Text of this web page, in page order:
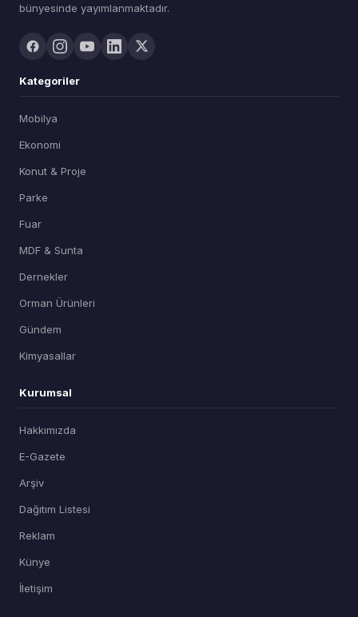
bünyesinde yayımlanmaktadır.
Kategoriler
Mobilya
Ekonomi
Konut & Proje
Parke
Fuar
MDF & Sunta
Dernekler
Orman Ürünleri
Gündem
Kimyasallar
Kurumsal
Hakkımızda
E-Gazete
Arşiv
Dağıtım Listesi
Reklam
Künye
İletişim